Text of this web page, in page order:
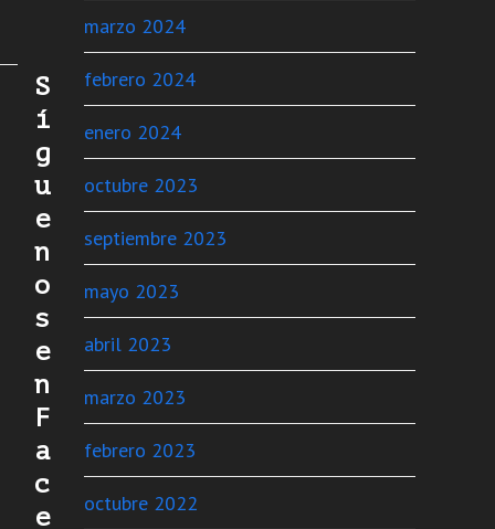
marzo 2024
febrero 2024
enero 2024
octubre 2023
septiembre 2023
mayo 2023
abril 2023
marzo 2023
febrero 2023
octubre 2022
S
í
g
u
e
n
o
s
e
n
F
a
c
e